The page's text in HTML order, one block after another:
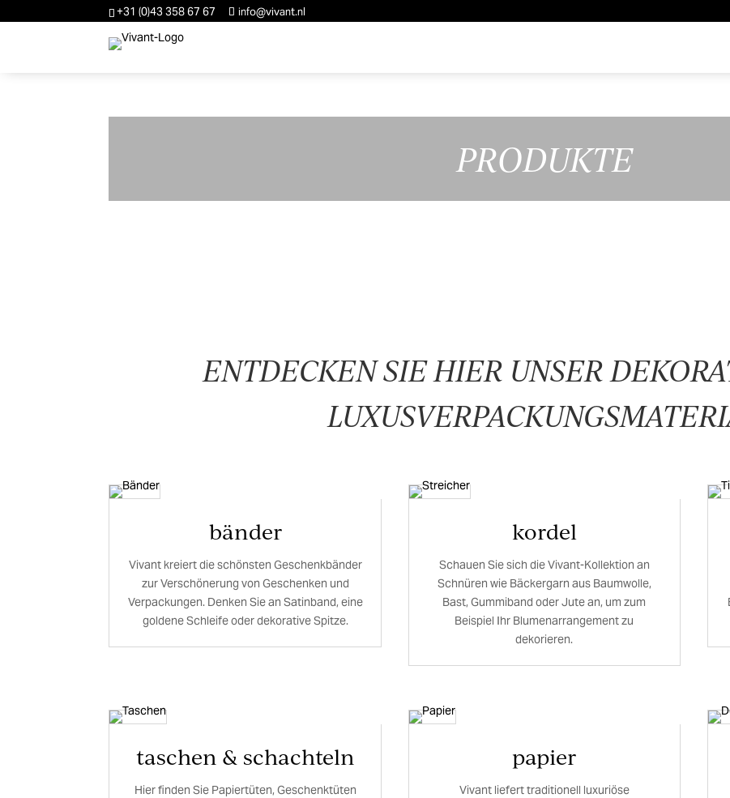
+31 (0)43 358 67 67 info@vivant.nl
PRODUKTE
ENTDECKEN SIE HIER UNSER
bänder
Vivant kreiert die schönsten Geschenkbänder
zur Verschönerung von Geschenken und
Verpackungen. Denken Sie an Satinband, eine
goldene Schleife oder dekorative Spitze.
kordel
Schauen Sie sich die Vivant-Kollektion an
Schnüren wie Bäckergarn aus Baumwolle,
Bast, Gummiband oder Jute an, um zum
Beispiel Ihr Blumenarrangement zu
dekorieren.
taschen & schachteln
Hier finden Sie Papiertüten, Geschenktüten
papier
Vivant liefert traditionell luxuriöse